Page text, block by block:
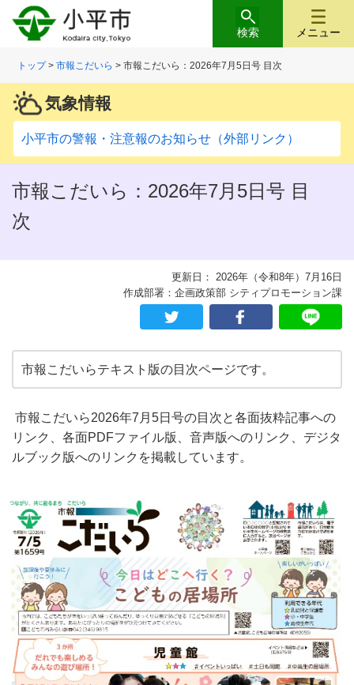
メニュー
検索
トップ>市報こだいら > 市報こだいら：2026年7月5日号 目次
気象情報
小平市の警報・注意報のお知らせ（外部リンク）
市報こだいら：2026年7月5日号 目
次
更新日： 2026年（令和8年）7月16日
作成部署：企画政策部 シティプロモーション課
市報こだいらテキスト版の目次ページです。
市報こだいら2026年7月5日号の目次と各面抜粋記事への
リンク、各面PDFファイル版、音声版へのリンク、デジタ
ルブック版へのリンクを掲載しています。